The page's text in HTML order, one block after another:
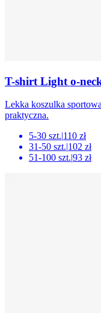
T-shirt Light o-
Lekka koszulka
praktyczna.
5-30 szt.|110 zł
31-50 szt.|102 zł
51-100 szt.|93 zł